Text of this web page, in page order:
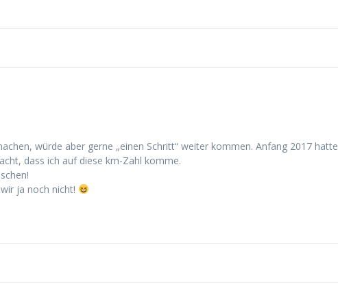
würde aber gerne „einen Schritt“ weiter kommen. Anfang 2017 hatte
dass ich auf diese km-Zahl komme.
ja noch nicht!